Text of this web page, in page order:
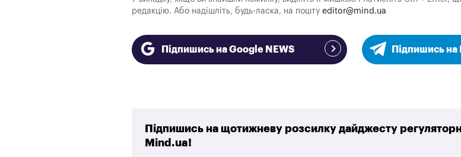
редакцію. Або надішліть, будь-ласка, на пошту editor@mind.ua
Підпишись на Google NEWS Підпишись
Підпишись на щотижневу розсилку дайджесту
Mind.ua!